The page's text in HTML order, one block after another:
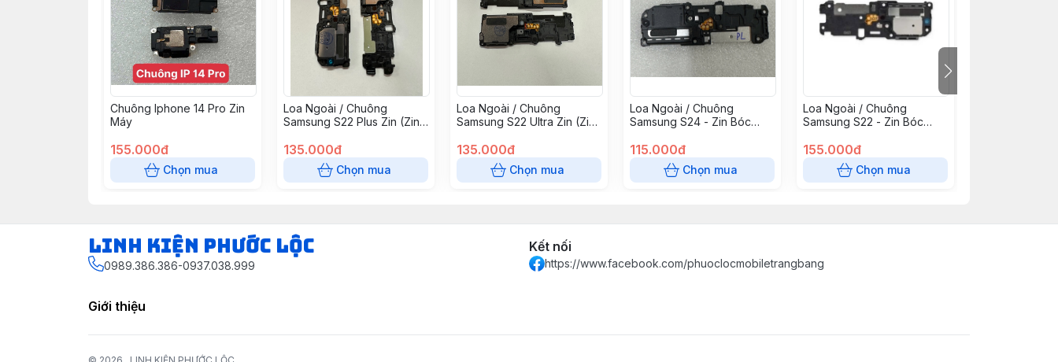
Chuông Iphone 14 Pro Zin
Máy
155.000đ
Chọn mua
Loa Ngoài / Chuông
Samsung S22 Plus Zin (Zin
135.000đ
Chọn mua
Loa Ngoài / Chuông
Samsung S22 Ultra Zin (Zin
135.000đ
Chọn mua
Loa Ngoài / Chuông
Samsung S24 - Zin Bóc
115.000đ
Chọn mua
Loa Ngoài / Chuông
Samsung S22 - Zin Bóc
155.000đ
Chọn mua
LINH KIỆN PHƯỚC LỘC
0989.386.386-0937.038.999
Kết nối
https://www.facebook.com/phuoclocmobiletrangbang
Giới thiệu